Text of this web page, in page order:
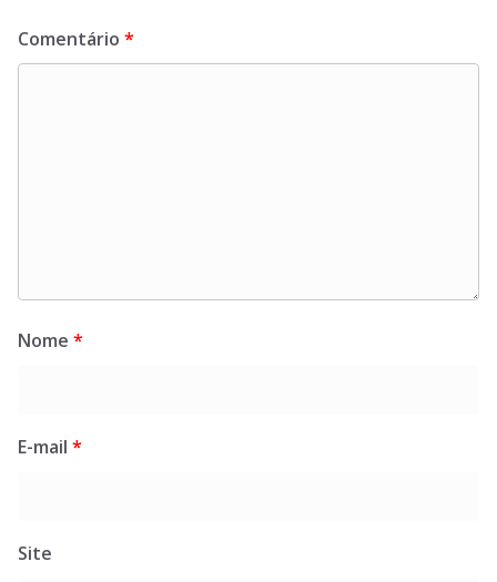
Comentário *
Nome *
E-mail *
Site